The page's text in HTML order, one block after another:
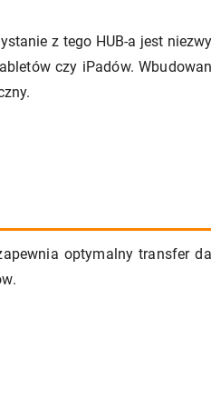
z tego HUB-a jest
czy iPadów.
optymalny transfer